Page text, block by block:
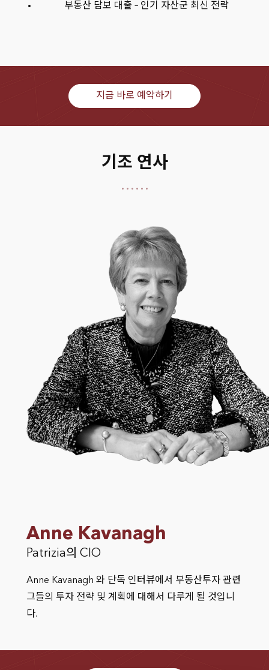
부동산 담보 대출 – 인기 자산군 최신 전략
지금 바로 예약하기
기조 연사
Anne Kavanagh
Patrizia의 CIO
Anne Kavanagh 와 단독 인터뷰에서 부동산투자 관련
그들의 투자 전략 및 계획에 대해서 다루게 될 것입니
다.